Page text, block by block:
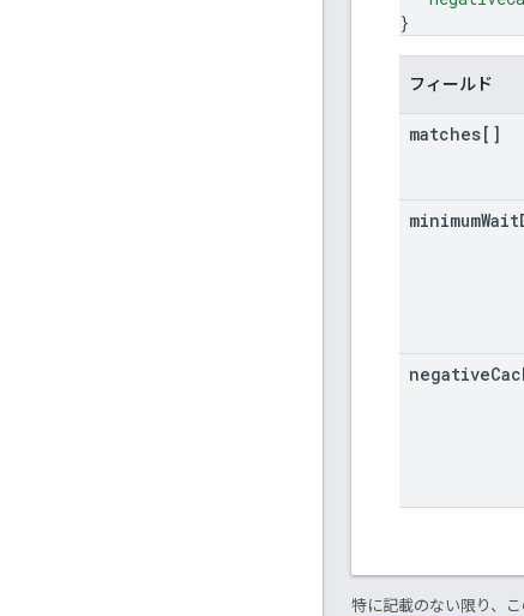
}
フィールド
matches[]
minimumWait
negative
特に記載のない限り、